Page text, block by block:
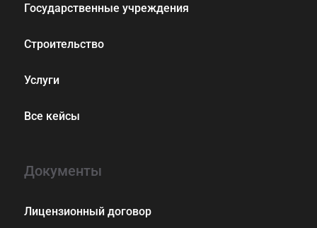
Государственные учреждения
Строительство
Услуги
Все кейсы
Документы
Лицензионный договор